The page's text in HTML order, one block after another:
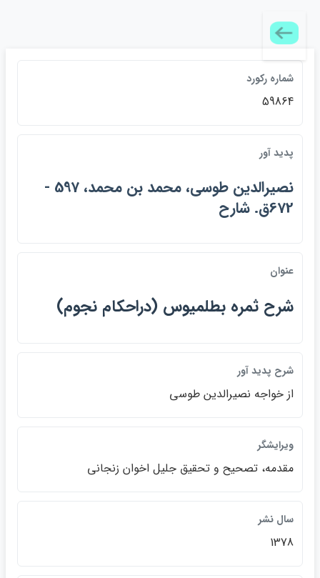
شماره ركورد
59864
پديد آور
نصيرالدين طوسي، محمد بن محمد، 597 -
672ق. شارح
عنوان
شرح ثمره بطلميوس (دراحكام نجوم)
شرح پديد آور
از خواجه نصيرالدين طوسي
ويرايشگر
مقدمه، تصحيح و تحقيق جليل اخوان زنجاني
سال نشر
1378